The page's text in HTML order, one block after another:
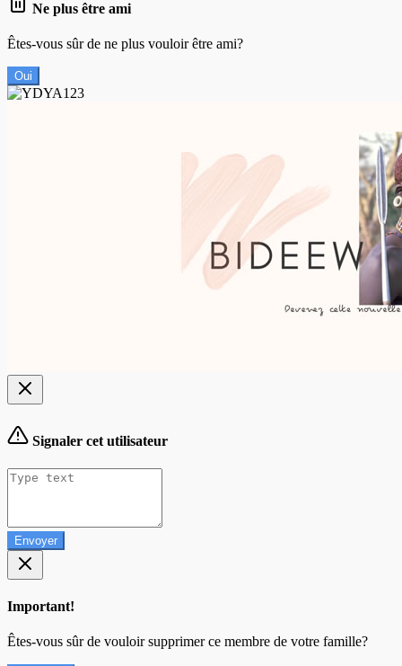
Ne plus être ami
Êtes-vous sûr de ne plus vouloir être ami?
Oui
Signaler cet utilisateur
Envoyer
Important!
Êtes-vous sûr de vouloir supprimer ce membre de votre famille?